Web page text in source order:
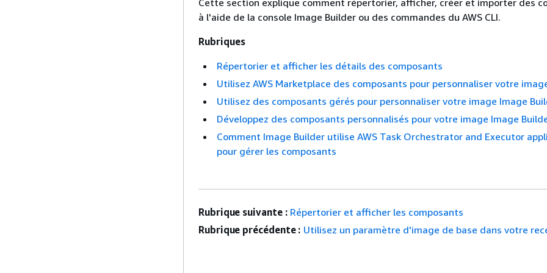
Cette section explique comment répertorier, afficher, créer et importer des
à l'aide de la console Image Builder ou des commandes du AWS CLI.
Rubriques
Répertorier et afficher les détails des composants
Utilisez AWS Marketplace des composants pour personnaliser votre
Utilisez des composants gérés pour personnaliser votre image Image
Développez des composants personnalisés pour votre image Image
Comment Image Builder utilise AWS Task Orchestrator and Executor
pour gérer les composants
Rubrique suivante : Répertorier et afficher les composants
Rubrique précédente : Utilisez un paramètre d'image de base dans votre